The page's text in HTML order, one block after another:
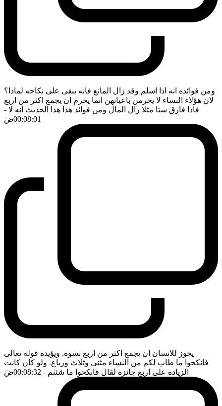
ومن فوائده انه اذا اسلم وقد زال المانع فانه يبقى على نكاحه لماذا؟
لان هؤلاء النساء لا يحرمن باعيانهن انما يحرم ان يجمع اكثر من اربع
فاذا فارق ستا مثلا زال المال ومن فوائد هذا هذا الحديث انه لا -
00:08:01ضَ
يجوز للانسان ان يجمع اكثر من اربع نسوة. ويؤيده قوله تعالى
فانكحوا ما طاب لكم من النساء مثنى وثلاث ورباع. ولو كان كانت
الزيادة على اربع جائزة لقال فانكحوا ما شئتم - 00:08:32 ضَ